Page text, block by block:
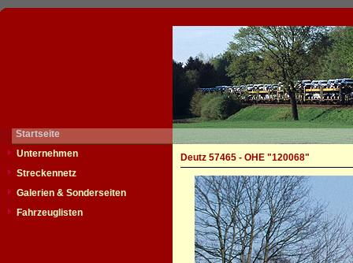
Startseite
Unternehmen
Streckennetz
Galerien & Sonderseiten
Fahrzeuglisten
Deutz 57465 - OHE "120068"